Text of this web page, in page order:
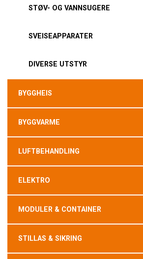
STØV- OG VANNSUGERE
SVEISEAPPARATER
DIVERSE UTSTYR
BYGGHEIS
BYGGVARME
LUFTBEHANDLING
ELEKTRO
MODULER & CONTAINER
STILLAS & SIKRING